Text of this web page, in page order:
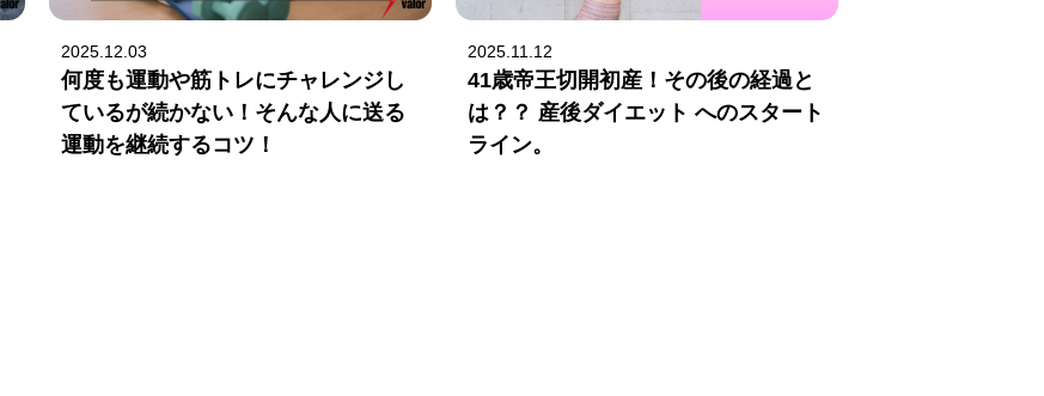
2025.12.03
何度も運動や筋トレにチャレンジし
ているが続かない！そんな人に送る
運動を継続するコツ！
2025.11.12
41歳帝王切開初産！その後の経過と
は？？ 産後ダイエット へのスタート
ライン。